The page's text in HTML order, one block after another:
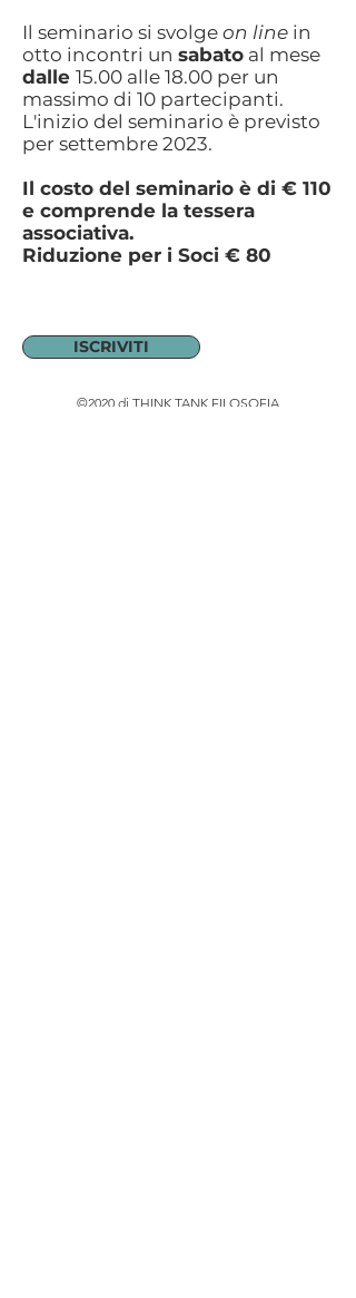
Il seminario si svolge on line in
otto incontri un sabato al mese
dalle 15.00 alle 18.00 per un
massimo di 10 partecipanti.
L'inizio del seminario è previsto
per settembre 2023.
Il costo del seminario è di € 110
e comprende la tessera
associativa.
Riduzione per i Soci € 80
ISCRIVITI
©2020 di THINK TANK FILOSOFIA